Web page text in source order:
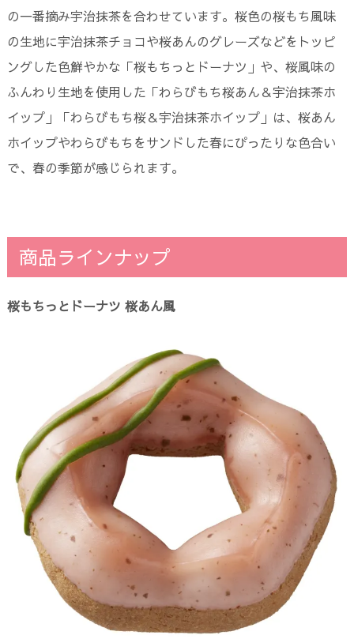
の一番摘み宇治抹茶を合わせています。桜色の桜もち風味
の生地に宇治抹茶チョコや桜あんのグレーズなどをトッピ
ングした色鮮やかな「桜もちっとドーナツ」や、桜風味の
ふんわり生地を使用した「わらびもち桜あん＆宇治抹茶ホ
イップ」「わらびもち桜＆宇治抹茶ホイップ」は、桜あん
ホイップやわらびもちをサンドした春にぴったりな色合い
で、春の季節が感じられます。
商品ラインナップ
桜もちっとドーナツ 桜あん風